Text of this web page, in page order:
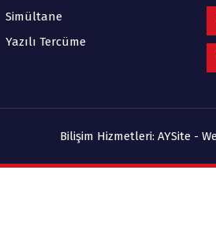
Simültane
Yazılı Tercüme
Bilişim Hizmetleri: AYSite -